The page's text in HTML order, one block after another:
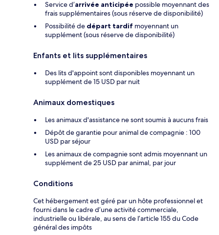
Service d’arrivée anticipée possible moyennant des
frais supplémentaires (sous réserve de disponibilité)
Possibilité de départ tardif moyennant un
supplément (sous réserve de disponibilité)
Enfants et lits supplémentaires
Des lits d'appoint sont disponibles moyennant un
supplément de 15 USD par nuit
Animaux domestiques
Les animaux d'assistance ne sont soumis à aucuns frais
Dépôt de garantie pour animal de compagnie : 100
USD par séjour
Les animaux de compagnie sont admis moyennant un
supplément de 25 USD par animal, par jour
Conditions
Cet hébergement est géré par un hôte professionnel et
fourni dans le cadre d’une activité commerciale,
industrielle ou libérale, au sens de l’article 155 du Code
général des impôts